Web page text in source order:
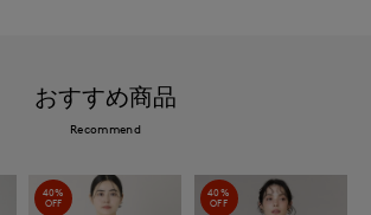
おすすめ商品
Recommend
40%
OFF
40%
OFF